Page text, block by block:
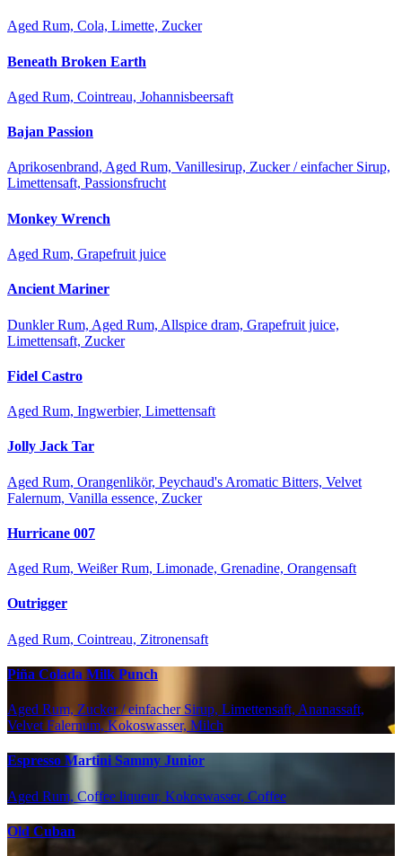
Aged Rum, Cola, Limette, Zucker
Beneath Broken Earth
Aged Rum, Cointreau, Johannisbeersaft
Bajan Passion
Aprikosenbrand, Aged Rum, Vanillesirup, Zucker / einfacher Sirup,
Limettensaft, Passionsfrucht
Monkey Wrench
Aged Rum, Grapefruit juice
Ancient Mariner
Dunkler Rum, Aged Rum, Allspice dram, Grapefruit juice,
Limettensaft, Zucker
Fidel Castro
Aged Rum, Ingwerbier, Limettensaft
Jolly Jack Tar
Aged Rum, Orangenlikör, Peychaud's Aromatic Bitters, Velvet
Falernum, Vanilla essence, Zucker
Hurricane 007
Aged Rum, Weißer Rum, Limonade, Grenadine, Orangensaft
Outrigger
Aged Rum, Cointreau, Zitronensaft
Piña Colada Milk Punch
Aged Rum, Zucker / einfacher Sirup, Limettensaft, Ananassaft,
Velvet Falernum, Kokoswasser, Milch
Espresso Martini Sammy Junior
Aged Rum, Coffee liqueur, Kokoswasser, Coffee
Old Cuban